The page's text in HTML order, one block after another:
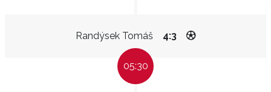
Randýsek Tomáš 4:3
05:30